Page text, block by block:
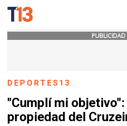
PUBLICIDAD
DEPORTES13
"Cumplí mi
propiedad del